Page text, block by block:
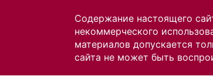
Содержание настоящего
некоммерческого
материалов допускается
сайта не может быть